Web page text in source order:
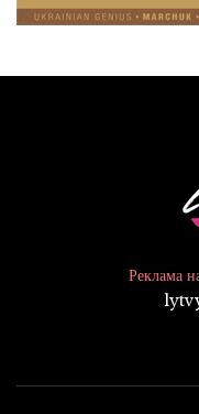
Реклама